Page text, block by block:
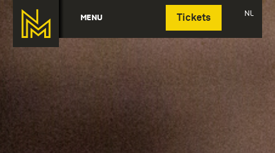
MENU Tickets NL
Deutsch